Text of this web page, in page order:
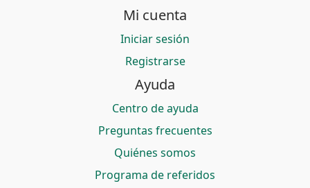
Mi cuenta
Iniciar sesión
Registrarse
Ayuda
Centro de ayuda
Preguntas frecuentes
Quiénes somos
Programa de referidos